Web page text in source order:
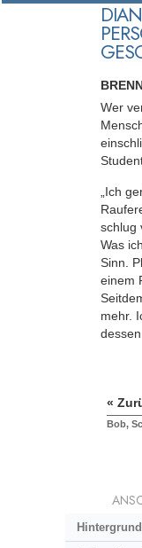
Wer
„Ich
schlug
Was
Sinn.
einem
mehr.
«
Bob,